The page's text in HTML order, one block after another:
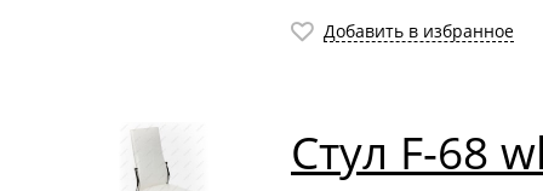
Добавить в избранное
Стул F-68